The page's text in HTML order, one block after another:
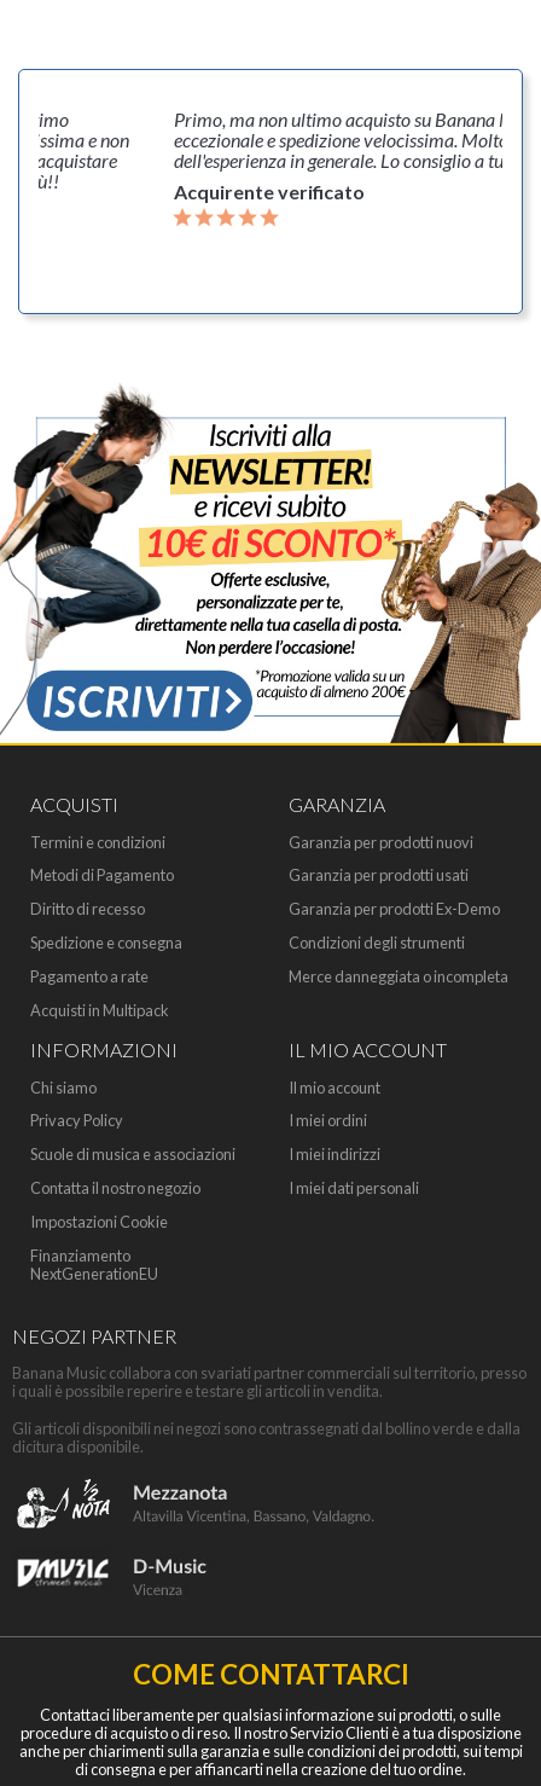
ottimo
e non
ad acquistare
più!!
Primo, ma non ultimo acquisto su Banana
eccezionale e spedizione velocissima. Molto
dell'esperienza in generale. Lo consiglio a tutti
Acquirente verificato
ACQUISTI
Termini e condizioni
Metodi di Pagamento
Diritto di recesso
Spedizione e consegna
Pagamento a rate
Acquisti in Multipack
GARANZIA
Garanzia per prodotti nuovi
Garanzia per prodotti usati
Garanzia per prodotti Ex-Demo
Condizioni degli strumenti
Merce danneggiata o incompleta
INFORMAZIONI
Chi siamo
Privacy Policy
Scuole di musica e associazioni
Contatta il nostro negozio
Impostazioni Cookie
Finanziamento
NextGenerationEU
IL MIO ACCOUNT
Il mio account
I miei ordini
I miei indirizzi
I miei dati personali
NEGOZI PARTNER
Banana Music collabora con svariati partner commerciali sul territorio, presso
i quali è possibile reperire e testare gli articoli in vendita.
Gli articoli disponibili nei negozi sono contrassegnati dal bollino verde e dalla
dicitura disponibile.
COME CONTATTARCI
Contattaci liberamente per qualsiasi informazione sui prodotti, o sulle
procedure di acquisto o di reso. Il nostro Servizio Clienti è a tua disposizione
anche per chiarimenti sulla garanzia e sulle condizioni dei prodotti, sui tempi
di consegna e per affiancarti nella creazione del tuo ordine.